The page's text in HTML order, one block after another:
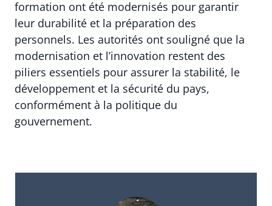
formation ont été modernisés pour garantir
leur durabilité et la préparation des
personnels. Les autorités ont souligné que la
modernisation et l’innovation restent des
piliers essentiels pour assurer la stabilité, le
développement et la sécurité du pays,
conformément à la politique du
gouvernement.